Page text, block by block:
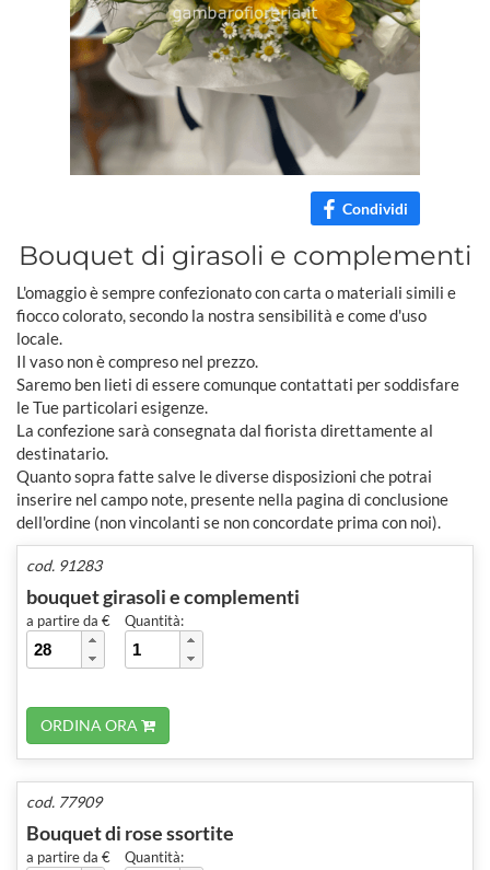
Condividi
Bouquet di girasoli e complementi
L'omaggio è sempre confezionato con carta o materiali simili e
fiocco colorato, secondo la nostra sensibilità e come d'uso
locale.
Il vaso non è compreso nel prezzo.
Saremo ben lieti di essere comunque contattati per soddisfare
le Tue particolari esigenze.
La confezione sarà consegnata dal fiorista direttamente al
destinatario.
Quanto sopra fatte salve le diverse disposizioni che potrai
inserire nel campo note, presente nella pagina di conclusione
dell'ordine (non vincolanti se non concordate prima con noi).
cod. 91283
bouquet girasoli e complementi
a partire da € Quantità:
ORDINA ORA
cod. 77909
Bouquet di rose ssortite
a partire da € Quantità: